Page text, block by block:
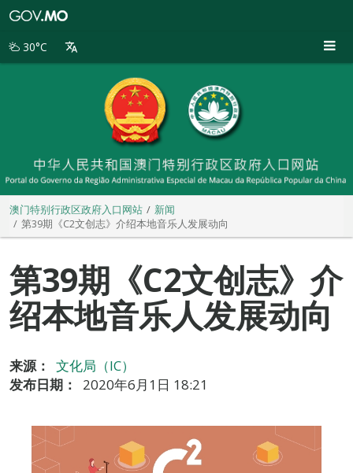
别
30°C
澳门特别行政区政府入口网站
新闻
第39期《C2文创志》介绍本地音乐人发展动向
第39期《C2文创志》介
绍本地音乐人发展动向
来源：
文化局（IC）
发布日期：
2020年6月1日 18:21